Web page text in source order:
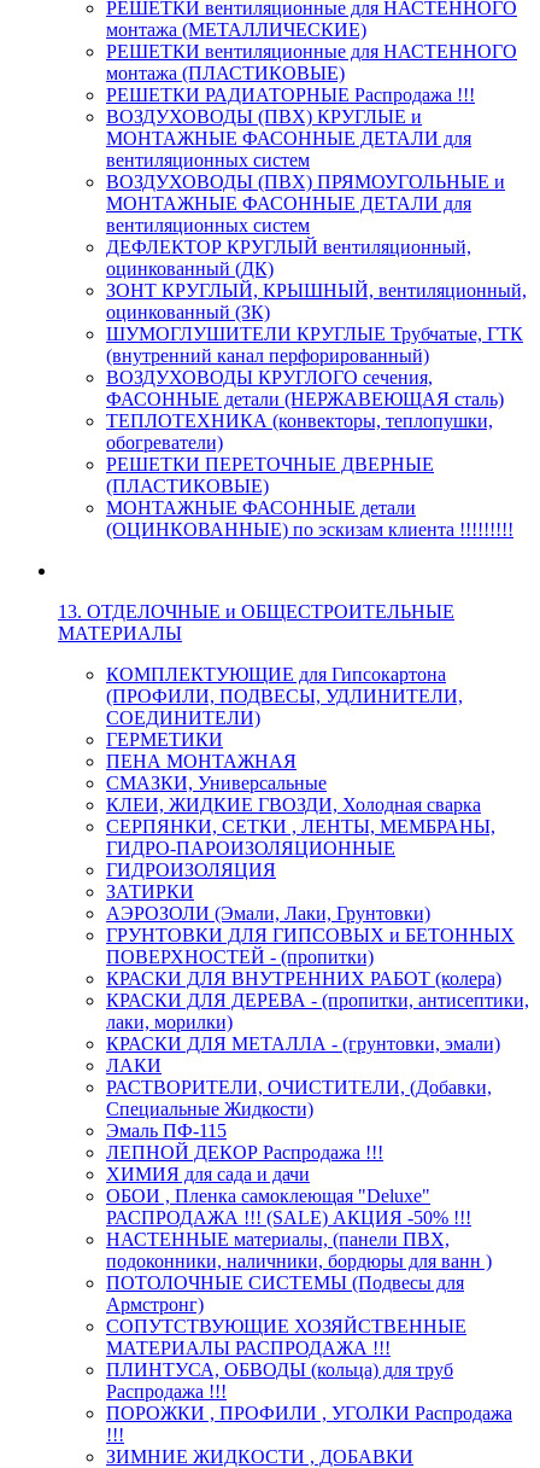
РЕШЕТКИ вентиляционные для НАСТЕННОГО
монтажа (МЕТАЛЛИЧЕСКИЕ)
РЕШЕТКИ вентиляционные для НАСТЕННОГО
монтажа (ПЛАСТИКОВЫЕ)
РЕШЕТКИ РАДИАТОРНЫЕ Распродажа !!!
ВОЗДУХОВОДЫ (ПВХ) КРУГЛЫЕ и
МОНТАЖНЫЕ ФАСОННЫЕ ДЕТАЛИ для
вентиляционных систем
ВОЗДУХОВОДЫ (ПВХ) ПРЯМОУГОЛЬНЫЕ и
МОНТАЖНЫЕ ФАСОННЫЕ ДЕТАЛИ для
вентиляционных систем
ДЕФЛЕКТОР КРУГЛЫЙ вентиляционный,
оцинкованный (ДК)
ЗОНТ КРУГЛЫЙ, КРЫШНЫЙ, вентиляционный,
оцинкованный (ЗК)
ШУМОГЛУШИТЕЛИ КРУГЛЫЕ Трубчатые, ГТК
(внутренний канал перфорированный)
ВОЗДУХОВОДЫ КРУГЛОГО сечения,
ФАСОННЫЕ детали (НЕРЖАВЕЮЩАЯ сталь)
ТЕПЛОТЕХНИКА (конвекторы, теплопушки,
обогреватели)
РЕШЕТКИ ПЕРЕТОЧНЫЕ ДВЕРНЫЕ
(ПЛАСТИКОВЫЕ)
МОНТАЖНЫЕ ФАСОННЫЕ детали
(ОЦИНКОВАННЫЕ) по эскизам клиента !!!!!!!!!
13. ОТДЕЛОЧНЫЕ и ОБЩЕСТРОИТЕЛЬНЫЕ
МАТЕРИАЛЫ
КОМПЛЕКТУЮЩИЕ для Гипсокартона
(ПРОФИЛИ, ПОДВЕСЫ, УДЛИНИТЕЛИ,
СОЕДИНИТЕЛИ)
ГЕРМЕТИКИ
ПЕНА МОНТАЖНАЯ
СМАЗКИ, Универсальные
КЛЕИ, ЖИДКИЕ ГВОЗДИ, Холодная сварка
СЕРПЯНКИ, СЕТКИ , ЛЕНТЫ, МЕМБРАНЫ,
ГИДРО-ПАРОИЗОЛЯЦИОННЫЕ
ГИДРОИЗОЛЯЦИЯ
ЗАТИРКИ
АЭРОЗОЛИ (Эмали, Лаки, Грунтовки)
ГРУНТОВКИ ДЛЯ ГИПСОВЫХ и БЕТОННЫХ
ПОВЕРХНОСТЕЙ - (пропитки)
КРАСКИ ДЛЯ ВНУТРЕННИХ РАБОТ (колера)
КРАСКИ ДЛЯ ДЕРЕВА - (пропитки, антисептики,
лаки, морилки)
КРАСКИ ДЛЯ МЕТАЛЛА - (грунтовки, эмали)
ЛАКИ
РАСТВОРИТЕЛИ, ОЧИСТИТЕЛИ, (Добавки,
Специальные Жидкости)
Эмаль ПФ-115
ЛЕПНОЙ ДЕКОР Распродажа !!!
ХИМИЯ для сада и дачи
ОБОИ , Пленка самоклеющая "Deluxe"
РАСПРОДАЖА !!! (SALE) АКЦИЯ -50% !!!
НАСТЕННЫЕ материалы, (панели ПВХ,
подоконники, наличники, бордюры для ванн )
ПОТОЛОЧНЫЕ СИСТЕМЫ (Подвесы для
Армстронг)
СОПУТСТВУЮЩИЕ ХОЗЯЙСТВЕННЫЕ
МАТЕРИАЛЫ РАСПРОДАЖА !!!
ПЛИНТУСА, ОБВОДЫ (кольца) для труб
Распродажа !!!
ПОРОЖКИ , ПРОФИЛИ , УГОЛКИ Распродажа
!!!
ЗИМНИЕ ЖИДКОСТИ , ДОБАВКИ